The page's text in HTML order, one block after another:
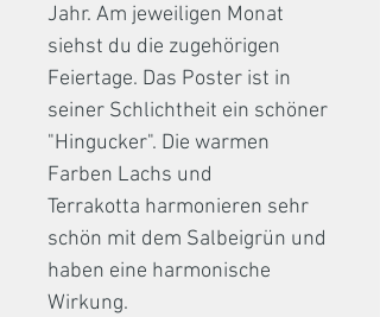
Jahr. Am jeweiligen Monat
siehst du die zugehörigen
Feiertage. Das Poster ist in
seiner Schlichtheit ein schöner
"Hingucker". Die warmen
Farben Lachs und
Terrakotta harmonieren sehr
schön mit dem Salbeigrün und
haben eine harmonische
Wirkung.